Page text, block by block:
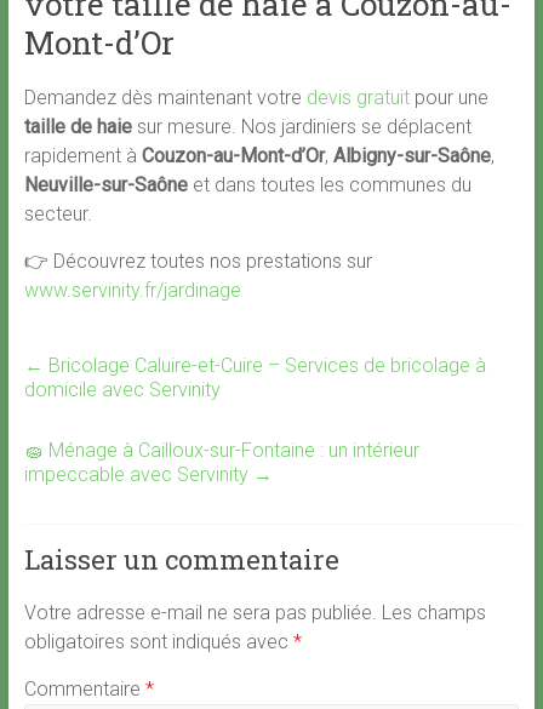
Mont-d’Or
Demandez dès maintenant votre devis gratuitpour une
taille de haiesur mesure. Nos jardiniers se déplacent
rapidement à Couzon-au-Mont-d’Or, Albigny-sur-Saône,
Neuville-sur-Saôneet dans toutes les communes du
secteur.
👉 Découvrez toutes nos prestations sur
www.servinity.fr/jardinage
← Bricolage Caluire-et-Cuire – Services de bricolage à
domicile avec Servinity
🧽 Ménage à Cailloux-sur-Fontaine : un intérieur
impeccable avec Servinity →
Laisser un commentaire
Votre adresse e-mail ne sera pas publiée. Les champs
obligatoires sont indiqués avec *
Commentaire *